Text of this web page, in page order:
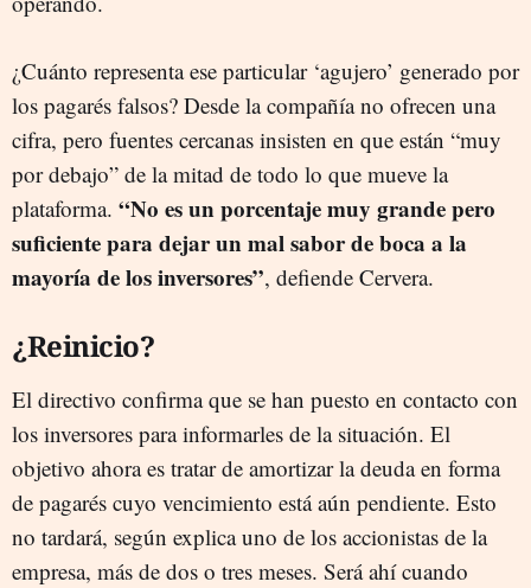
¿Cuánto representa ese particular ‘agujero’ generado por
los pagarés falsos? Desde la compañía no ofrecen una
cifra, pero fuentes cercanas insisten en que están “muy
por debajo” de la mitad de todo lo que mueve la
plataforma. “No es un porcentaje muy grande pero
suficiente para dejar un mal sabor de boca a la
mayoría de los inversores”, defiende Cervera.
¿Reinicio?
El directivo confirma que se han puesto en contacto con
los inversores para informarles de la situación. El
objetivo ahora es tratar de amortizar la deuda en forma
de pagarés cuyo vencimiento está aún pendiente. Esto
no tardará, según explica uno de los accionistas de la
empresa, más de dos o tres meses. Será ahí cuando